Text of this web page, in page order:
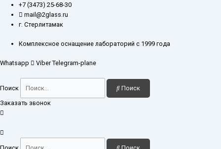
Перейти
содержимому
+7 (3473) 25-68-30
mail@2glass.ru
г. Стерлитамак
Комплексное оснащение лабораторий с 1999 года
Whatsapp Viber Telegram-plane
Поиск Поиск
Заказать звонок
Количество
товара
Колонка
26×300
кран